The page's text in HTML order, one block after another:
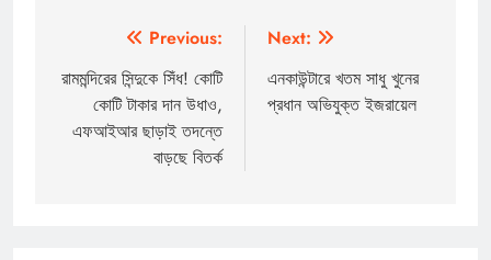
navigation
Previous:
রামমন্দিরের সিন্দুকে সিঁধ! কোটি
কোটি টাকার দান উধাও,
এফআইআর ছাড়াই তদন্তে
বাড়ছে বিতর্ক
Next:
এনকাউন্টারে খতম সাধু খুনের
প্রধান অভিযুক্ত ইজরায়েল